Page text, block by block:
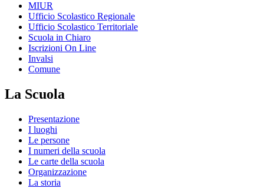
MIUR
Ufficio Scolastico Regionale
Ufficio Scolastico Territoriale
Scuola in Chiaro
Iscrizioni On Line
Invalsi
Comune
La Scuola
Presentazione
I luoghi
Le persone
I numeri della scuola
Le carte della scuola
Organizzazione
La storia